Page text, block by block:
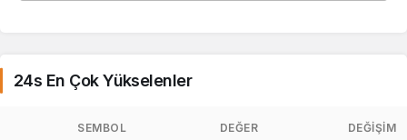
24s En Çok Yükselenler
SEMBOL DEĞER DEĞIŞIM